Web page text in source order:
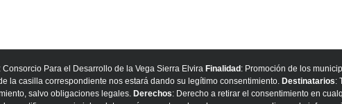
: Consorcio Para el Desarrollo de la Vega Sierra Elvira Finalidad : Promoción de los
la casilla correspondiente nos estará dando su legítimo consentimiento. Destinatarios:
salvo obligaciones legales. Derechos: Derecho a retirar el consentimiento en